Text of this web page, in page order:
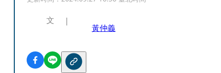
文
黃仲義